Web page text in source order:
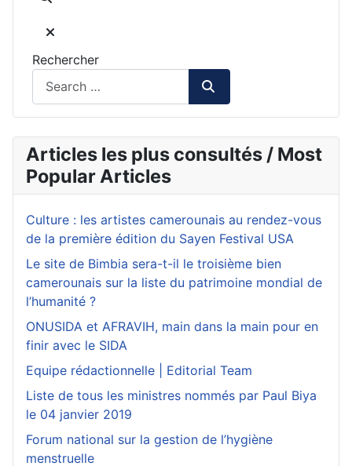
Rechercher
Articles les plus consultés / Most
Popular Articles
Culture : les artistes camerounais au rendez-vous
de la première édition du Sayen Festival USA
Le site de Bimbia sera-t-il le troisième bien
camerounais sur la liste du patrimoine mondial de
l’humanité ?
ONUSIDA et AFRAVIH, main dans la main pour en
finir avec le SIDA
Equipe rédactionnelle | Editorial Team
Liste de tous les ministres nommés par Paul Biya
le 04 janvier 2019
Forum national sur la gestion de l’hygiène
menstruelle